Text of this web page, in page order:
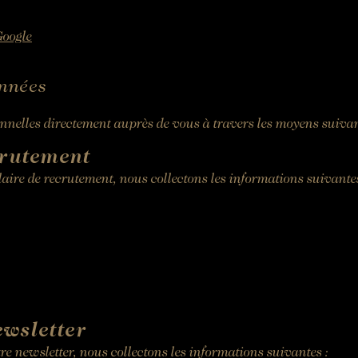
directement auprès de vous à travers les moyens
de recrutement, nous collectons les informations
newsletter, nous collectons les informations suivantes :